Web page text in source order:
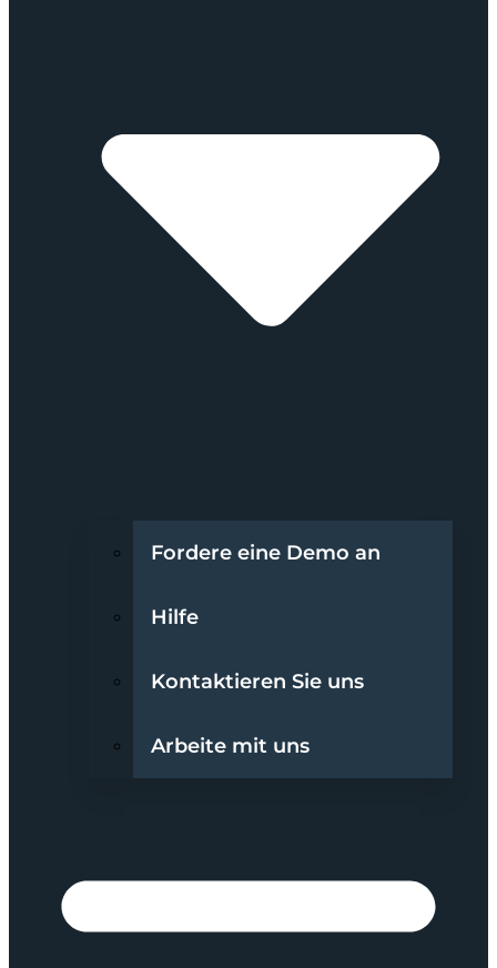
Fordere eine Demo an
Hilfe
Kontaktieren Sie uns
Arbeite mit uns